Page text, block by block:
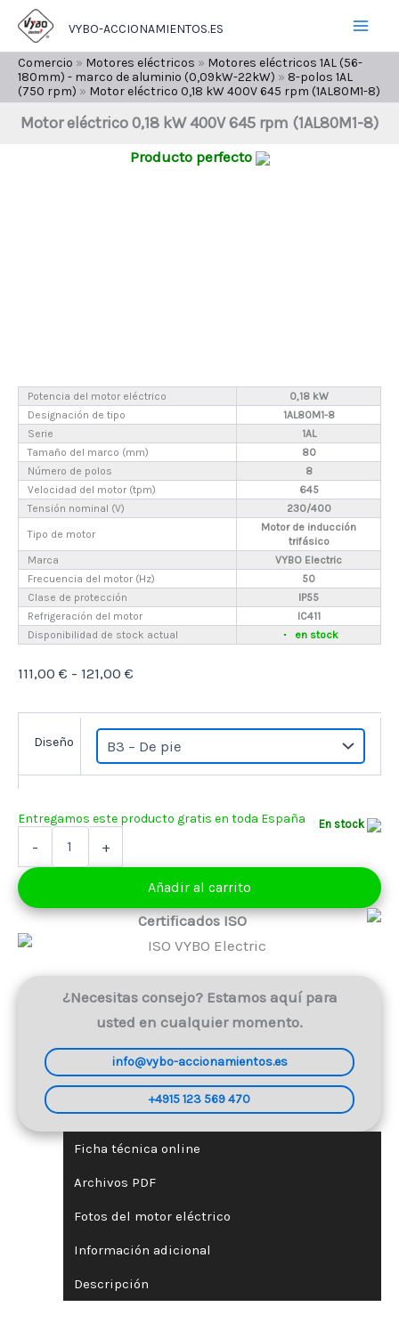
contenido
VYBO-ACCIONAMIENTOS.ES
Comercio » Motores eléctricos » Motores eléctricos 1AL (56-
180mm) - marco de aluminio (0,09kW-22kW) » 8-polos 1AL
(750 rpm) » Motor eléctrico 0,18 kW 400V 645 rpm (1AL80M1-8)
Motor eléctrico 0,18 kW 400V 645 rpm (1AL80M1-8)
Producto perfecto
Potencia del motor eléctrico
0,18 kW
Designación de tipo
1AL80M1-8
Serie
1AL
Tamaño del marco (mm)
80
Número de polos
8
Velocidad del motor (tpm)
645
Tensión nominal (V)
230/400
Tipo de motor
Motor de inducción
trifásico
Marca
VYBO Electric
Frecuencia del motor (Hz)
50
Clase de protección
IP55
Refrigeración del motor
IC411
Disponibilidad de stock actual
en stock
111,00 € - 121,00 €
desde
111,00 €
121,00 €
Diseño
En stock
-
eléctrico
0,18
kW
400V
rpm
8)
cantidad
+
Añadir al carrito
Certificados ISO
¿Necesitas consejo? Estamos aquí para
usted en cualquier momento.
info@vybo-accionamientos.es
+4915 123 569 470
Ficha técnica online
Archivos PDF
Fotos del motor eléctrico
Información adicional
Descripción